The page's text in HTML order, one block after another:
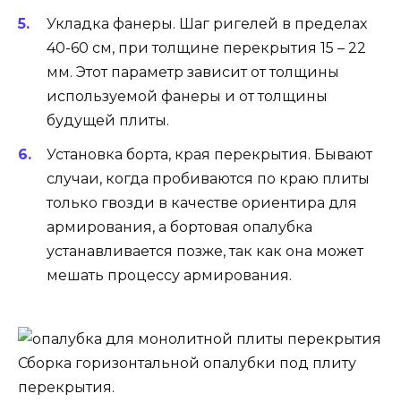
Укладка фанеры. Шаг ригелей в пределах
40-60 см, при толщине перекрытия 15 – 22
мм. Этот параметр зависит от толщины
используемой фанеры и от толщины
будущей плиты.
Установка борта, края перекрытия. Бывают
случаи, когда пробиваются по краю плиты
только гвозди в качестве ориентира для
армирования, а бортовая опалубка
устанавливается позже, так как она может
мешать процессу армирования.
Сборка горизонтальной опалубки под плиту
перекрытия.